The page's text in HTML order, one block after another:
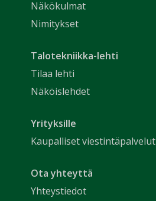
Näkökulmat
Nimitykset
Talotekniikka-lehti
Tilaa lehti
Näköislehdet
Yrityksille
Kaupalliset viestintäpalvelut
Ota yhteyttä
Yhteystiedot